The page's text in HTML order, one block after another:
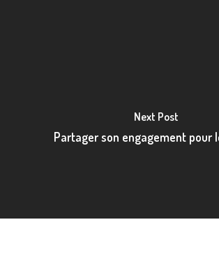
Next Post
Partager son engagement pour